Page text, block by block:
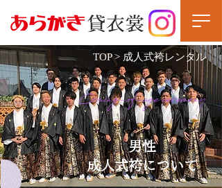
TOP> 成人式袴レンタル
Coming-of-age ceremony
男性
成人式袴について